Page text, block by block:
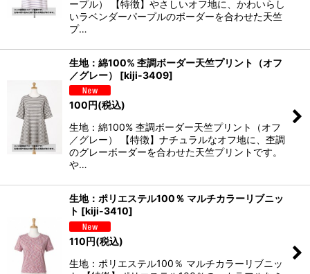
ープル） 【特徴】やさしいオフ地に、かわいらし
いラベンダーパープルのボーダーを合わせた天竺
プ…
生地：綿100% 杢調ボーダー天竺プリント（オフ
／グレー）
[kiji-3409]
100円(税込)
生地：綿100% 杢調ボーダー天竺プリント（オフ
／グレー） 【特徴】ナチュラルなオフ地に、杢調
のグレーボーダーを合わせた天竺プリントです。
や…
生地：ポリエステル100％ マルチカラーリブニッ
ト [kiji-3410]
110円(税込)
生地：ポリエステル100％ マルチカラーリブニッ